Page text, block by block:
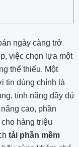
ngày càng trở
việc chọn lựa một
thể thiếu. Một
tin dùng chính là
tính năng đầy đủ
cao, phần
hàng triệu
tải phần mềm